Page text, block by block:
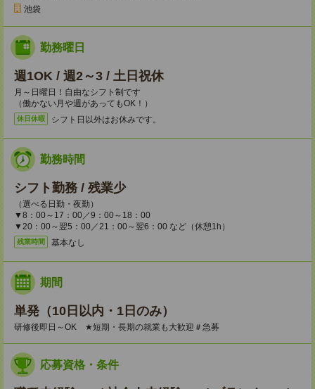
池袋
勤務曜日
週1OK / 週2～3 / 土日祝休
月～日曜日！自由なシフト制です
（働かない月や週があってもOK！）
休日休暇 シフト日以外はお休みです。
勤務時間
シフト勤務 / 残業少
（選べる日勤・夜勤）
▼8：00～17：00／9：00～18：00
▼20：00～翌5：00／21：00～翌6：00 など（休憩1h）
残業時間 基本なし
期間
単発（10日以内・1日のみ）
研修後即日～OK ★短期・長期の就業も大歓迎＃急募
応募資格・条件